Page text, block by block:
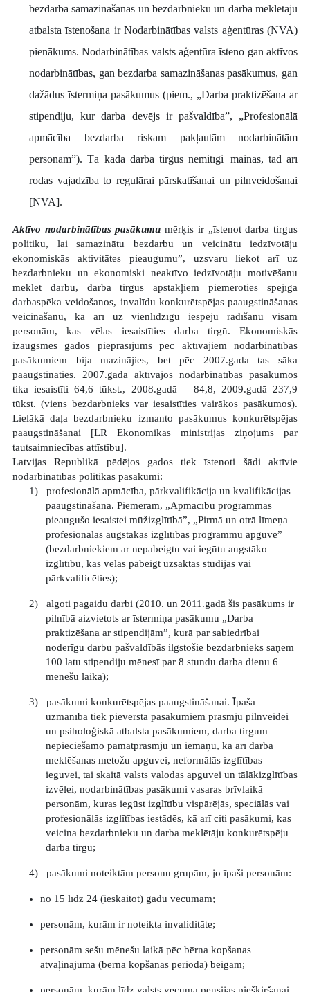
bezdarba samazināšanas un bezdarbnieku un darba meklētāju
atbalsta īstenošana ir Nodarbinātības valsts aģentūras (NVA)
pienākums. Nodarbinātības valsts aģentūra īsteno gan aktīvos
nodarbinātības, gan bezdarba samazināšanas pasākumus, gan
dažādus īstermiņa pasākumus (piem., „Darba praktizēšana ar
stipendiju, kur darba devējs ir pašvaldība”, „Profesionālā
apmācība bezdarba riskam pakļautām nodarbinātām
personām”). Tā kāda darba tirgus nemitīgi
mainās, tad arī
rodas vajadzība to regulārai pārskatīšanai un pilnveidošanai
[NVA].
Aktīvo nodarbinātības pasākumu mērķis ir „īstenot darba tirgus
politiku, lai samazinātu bezdarbu un veicinātu iedzīvotāju
ekonomiskās aktivitātes pieaugumu”, uzsvaru liekot arī uz
bezdarbnieku un ekonomiski neaktīvo iedzīvotāju motivēšanu
meklēt darbu, darba tirgus apstākļiem piemēroties spējīga
darbaspēka veidošanos, invalīdu konkurētspējas paaugstināšanas
veicināšanu, kā arī uz vienlīdzīgu iespēju radīšanu visām
personām, kas vēlas iesaistīties darba tirgū. Ekonomiskās
izaugsmes gados pieprasījums pēc aktīvajiem nodarbinātības
pasākumiem bija mazinājies, bet pēc 2007.gada tas sāka
paaugstināties. 2007.gadā aktīvajos nodarbinātības pasākumos
tika iesaistīti 64,6 tūkst., 2008.gadā – 84,8, 2009.gadā 237,9
tūkst. (viens bezdarbnieks var iesaistīties vairākos pasākumos).
Lielākā daļa bezdarbnieku izmanto pasākumus konkurētspējas
paaugstināšanai [LR Ekonomikas ministrijas ziņojums par
tautsaimniecības attīstību].
Latvijas Republikā pēdējos gados tiek īstenoti šādi aktīvie
nodarbinātības politikas pasākumi:
1)
profesionālā apmācība, pārkvalifikācija un kvalifikācijas
paaugstināšana. Piemēram, „Apmācību programmas
pieaugušo iesaistei mūžizglītībā”, „Pirmā un otrā līmeņa
profesionālās augstākās izglītības programmu apguve”
(bezdarbniekiem ar nepabeigtu vai iegūtu augstāko
izglītību, kas vēlas pabeigt uzsāktās studijas vai
pārkvalificēties);
2)
algoti pagaidu darbi (2010. un 2011.gadā šis pasākums ir
pilnībā aizvietots ar īstermiņa pasākumu „Darba
praktizēšana ar stipendijām”, kurā par sabiedrībai
noderīgu darbu pašvaldībās ilgstošie bezdarbnieks saņem
100 latu stipendiju mēnesī par 8 stundu darba dienu 6
mēnešu laikā);
3)
pasākumi konkurētspējas paaugstināšanai. Īpaša
uzmanība tiek pievērsta pasākumiem prasmju pilnveidei
un psiholoģiskā atbalsta pasākumiem, darba tirgum
nepieciešamo pamatprasmju un iemaņu, kā arī darba
meklēšanas metožu apguvei, neformālās izglītības
ieguvei, tai skaitā valsts valodas apguvei un tālākizglītības
izvēlei, nodarbinātības pasākumi vasaras brīvlaikā
personām, kuras iegūst izglītību vispārējās, speciālās vai
profesionālās izglītības iestādēs, kā arī citi pasākumi, kas
veicina bezdarbnieku un darba meklētāju konkurētspēju
darba tirgū;
4) pasākumi noteiktām personu grupām, jo īpaši personām:
no 15 līdz 24 (ieskaitot) gadu vecumam;
personām, kurām ir noteikta invaliditāte;
personām sešu mēnešu laikā pēc bērna kopšanas
atvaļinājuma (bērna kopšanas perioda) beigām;
personām, kurām līdz valsts vecuma pensijas piešķiršanai